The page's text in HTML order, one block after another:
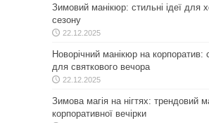
Зимовий манікюр: стильні ідеї для
сезону
22.12.2025
Новорічний манікюр на корпоратив:
для святкового вечора
22.12.2025
Зимова магія на нігтях: трендовий
корпоративної вечірки